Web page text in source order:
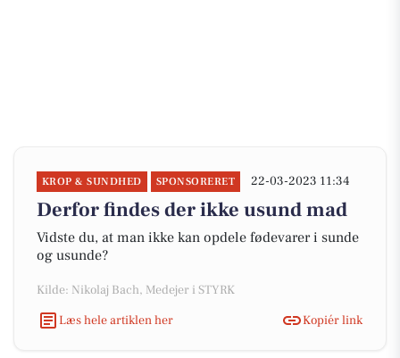
KROP & SUNDHED SPONSORERET 22-03-2023 11:34
Derfor findes der ikke usund mad
Vidste du, at man ikke kan opdele fødevarer i sunde
og usunde?
Kilde: Nikolaj Bach, Medejer i STYRK
Læs hele artiklen her
Kopiér link